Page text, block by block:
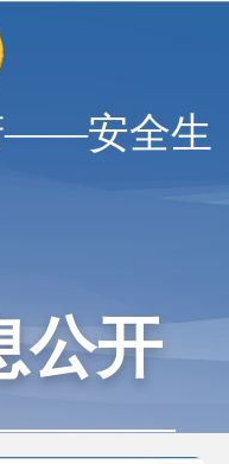
——安全生
公开